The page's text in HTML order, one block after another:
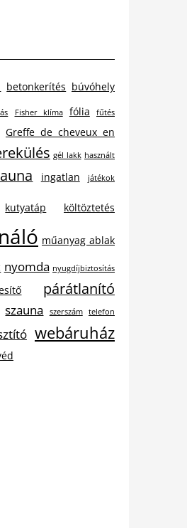
betonkerítés búvóhely
Fisher klíma fólia fűtés
Greffe de cheveux en
gél lakk használt
ingatlan játékok
kutyatáp költöztetés
műanyag ablak
nyomda nyugdíjbiztosítás
párátlanító
szauna szerszám telefon
webáruház